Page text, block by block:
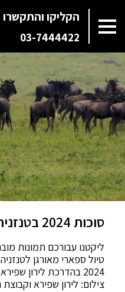
הקליקו והתקשרו
03-7444422
סוכות 2024 בטנזניה עם לירון שפירא
ליקטנו עבורכם תמונות
טיול ספארי מאורגן
2024 בהדרכת לירון שפירא
צילום: לירון שפירא